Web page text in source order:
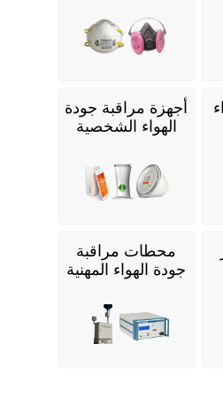
أجهزة مراقبة جودة
الهواء الشخصية
محطات مراقبة
جودة الهواء المهنية